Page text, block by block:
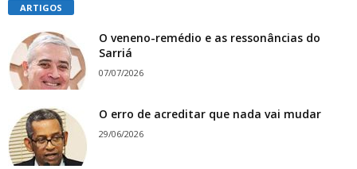
ARTIGOS
O veneno-remédio e as ressonâncias do
Sarriá
07/07/2026
O erro de acreditar que nada vai mudar
29/06/2026